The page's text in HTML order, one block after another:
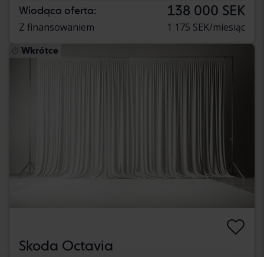
Wiodąca oferta: 138 000 SEK
Z finansowaniem 1 175 SEK/miesiąc
Wkrótce
Skoda Octavia